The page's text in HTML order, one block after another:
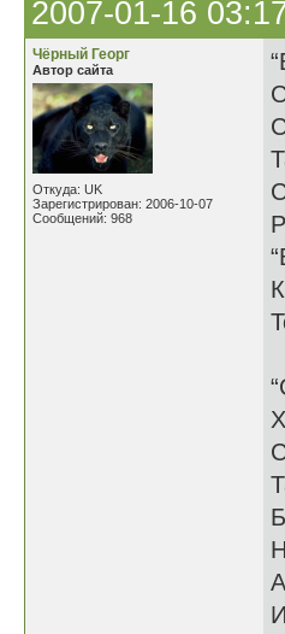
2007-01-16
Чёрный Георг
Автор сайта
Откуда: UK
Зарегистрирован: 2006-10-07
Сообщений: 968